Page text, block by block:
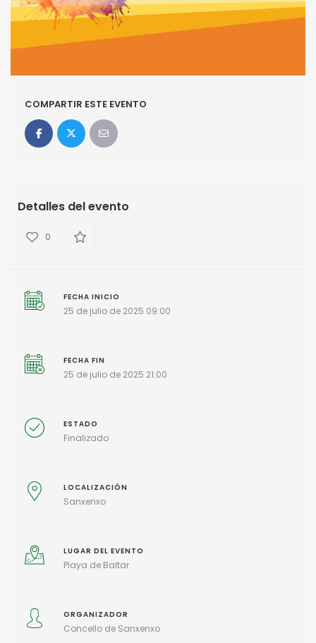
COMPARTIR ESTE EVENTO
Detalles del evento
0
FECHA INICIO
25 de julio de 2025 09:00
FECHA FIN
25 de julio de 2025 21:00
ESTADO
Finalizado
LOCALIZACIÓN
Sanxenxo
LUGAR DEL EVENTO
Playa de Baltar
ORGANIZADOR
Concello de Sanxenxo